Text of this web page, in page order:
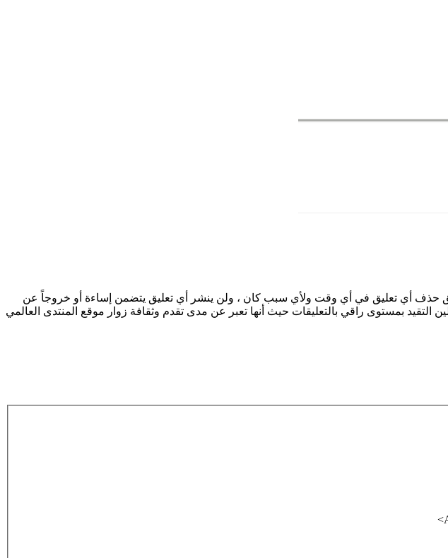
حذف أي تعليق في أي وقت ولأي سبب كان ، ولن ينشر أي تعليق يتضمن إساءة أو خروجاً عن
التقيد بمستوى راقي بالتعليقات حيث أنها تعبر عن مدى تقدم وثقافة زوار موقع المنتدى العالمي